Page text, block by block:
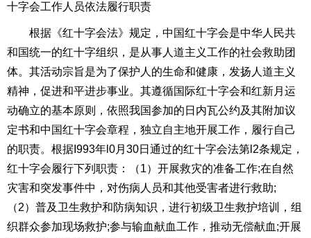
十字会工作人员依法履行职责
根据《红十字会法》规定， 中国红十字会是中华人民共
和国统一的红十字组织，是从事人道主义工作的社会救助团
体。其活动宗旨是为了保护人的生命和健康，发扬人道主义
精神，促进和平进步事业。其遵循国际红十字会和红新月运
动确立的基本原则，依照我国参加的日内瓦公约及其附加议
定书和中国红十字会章程 ，独立自主地开展工作，履行自己
的职责。根据 I993年 l0月 30日通过的红十字会法第 l2条规定，
红十字会履行下列职责：（1）开展救灾的准备工作;在自然
灾害和突发事件中，对伤病人员和其他受害者进行救助;
（2）普及卫生救护和防病知识，进行初级卫生救护培训，组
织群众参加现场救护;参与输血献血工作，推动无偿献血 ;开展